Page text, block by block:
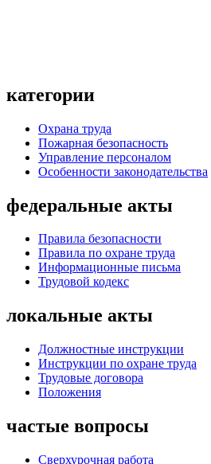
категории
Охрана труда
Пожарная безопасность
Управление персоналом
Особенности законодательства
федеральные акты
Правила безопасности
Правила по охране труда
Информационные письма
Трудовой кодекс
локальные акты
Должностные инструкции
Инструкции по охране труда
Трудовые договора
Положения
частые вопросы
Сверхурочная работа